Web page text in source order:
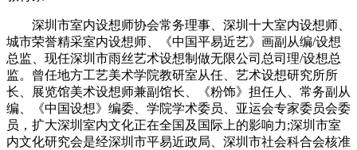
深圳市室内设想师协会常务理事、深圳十大室内设想师、
城市荣誉精采室内设想师、《中国平易近艺》画副从编/设想
总监、现任深圳市雨丝艺术设想制做无限公司总司理/设想总
监。曾任地方工艺美术学院教研室从任、艺术设想研究所所
长、展览馆美术设想师兼副馆长、《粉饰》担任人、常务副从
编、《中国设想》编委、学院学术委员、亚运会专家委员会委
员，扩大深圳室内文化正在全国及国际上的影响力;深圳市室
内文化研究会是经深圳市平易近政局、深圳市社会科合会核准